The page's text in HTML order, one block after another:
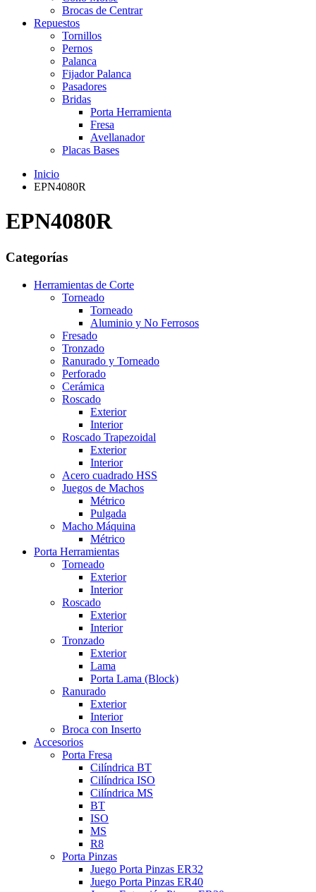
Brocas de Centrar
Repuestos
Tornillos
Pernos
Palanca
Fijador Palanca
Pasadores
Bridas
Porta Herramienta
Fresa
Avellanador
Placas Bases
Inicio
EPN4080R
EPN4080R
Categorías
Herramientas de Corte
Torneado
Torneado
Aluminio y No Ferrosos
Fresado
Tronzado
Ranurado y Torneado
Perforado
Cerámica
Roscado
Exterior
Interior
Roscado Trapezoidal
Exterior
Interior
Acero cuadrado HSS
Juegos de Machos
Métrico
Pulgada
Macho Máquina
Métrico
Porta Herramientas
Torneado
Exterior
Interior
Roscado
Exterior
Interior
Tronzado
Exterior
Lama
Porta Lama (Block)
Ranurado
Exterior
Interior
Broca con Inserto
Accesorios
Porta Fresa
Cilíndrica BT
Cilíndrica ISO
Cilíndrica MS
BT
ISO
MS
R8
Porta Pinzas
Juego Porta Pinzas ER32
Juego Porta Pinzas ER40